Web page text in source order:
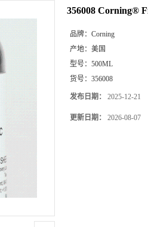
356008 Corning®
品牌： Corning
产地： 美国
型号： 500ML
货号： 356008
发布日期： 2025-12-21
更新日期： 2026-08-07